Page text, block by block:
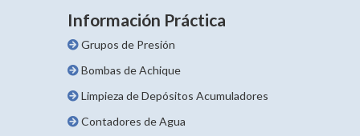
Información Práctica
Grupos de Presión
Bombas de Achique
Limpieza de Depósitos Acumuladores
Contadores de Agua